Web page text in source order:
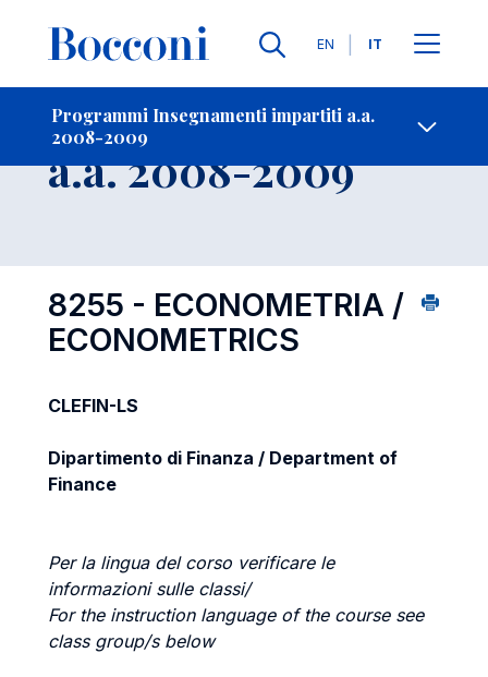
Lingue
EN IT
Programmi Insegnamenti impartiti a.a.
2008-2009
-
Insegnamento
a.a. 2008-2009
8255 - ECONOMETRIA /
ECONOMETRICS
CLEFIN-LS
Dipartimento di Finanza / Department of
Finance
Per la lingua del corso verificare le
informazioni sulle classi/
For the instruction language of the course see
class group/s below